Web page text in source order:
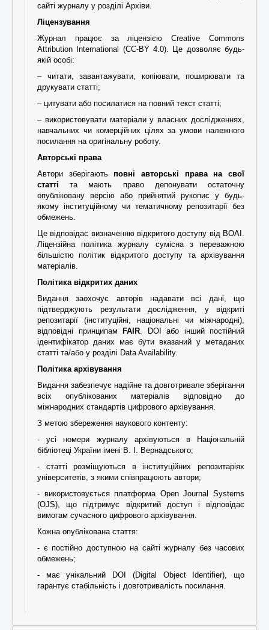
сайті журналу у розділі Архіви.
Ліцензування
Журнал працює за ліцензієюCreative Commons
Attribution International (CC-BY 4.0) . Це дозволяє будь-
якій особі:
– читати, завантажувати, копіювати, поширювати та
друкувати статті;
– цитувати або посилатися на повний текст статті;
– використовувати матеріали у власних дослідженнях,
навчальних чи комерційних цілях за умови належного
посилання на оригінальну роботу.
Авторські права
Автори зберігаютьповні авторські права на свої
статтіта мають право депонувати остаточну
опубліковану версію або прийнятий рукопис у будь-
якому інституційному чи тематичному репозитарії без
обмежень.
Це відповідає визначенню відкритого доступу від BOAI
Ліцензійна політика журналу сумісна з переважною
більшістю політик відкритого доступу та архівування
матеріалів.
Політика відкритих даних
Видання заохочує авторів надавати всі дані, що
підтверджують результати дослідження, у відкриті
репозитарії (інституційні, національні чи міжнародні),
відповідні принципам FAIR . DOI або інший постійний
ідентифікатор даних має бути вказаний у метаданих
статті та/або у розділі Data Availability.
Політика архівування
Видання забезпечує надійне та довготривале зберігання
всіх опублікованих матеріалів відповідно до
міжнародних стандартів цифрового архівування.
З метою збереження наукового контенту:
- усі номери журналу архівуються в Національній
бібліотеці України імені В. І. Вернадського;
- статті розміщуються в інституційних репозитаріях
університетів, з якими співпрацюють автори;
- використовується платформа Open Journal Systems
(OJS), що підтримує відкритий доступ і відповідає
вимогам сучасного цифрового архівування.
Кожна опублікована стаття:
- є постійно доступною на сайті журналу без часових
обмежень;
- має унікальний DOI (Digital Object Identifier), що
гарантує стабільність і довготривалість посилання.